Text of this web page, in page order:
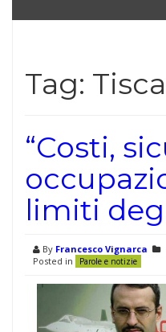
Tag:
“Costi,
limiti
By Francesco Vignarca
Posted in
Parole e notizie